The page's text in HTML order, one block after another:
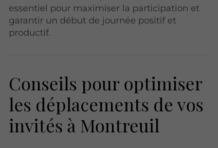
essentiel pour maximiser la participation et
garantir un début de journée positif et
productif.
Conseils pour optimiser
les déplacements de vos
invités à Montreuil